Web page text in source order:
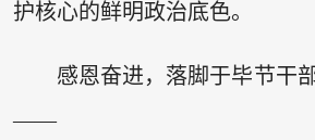
护核心的鲜明政治底色。
感恩奋进，落脚于毕节干
——